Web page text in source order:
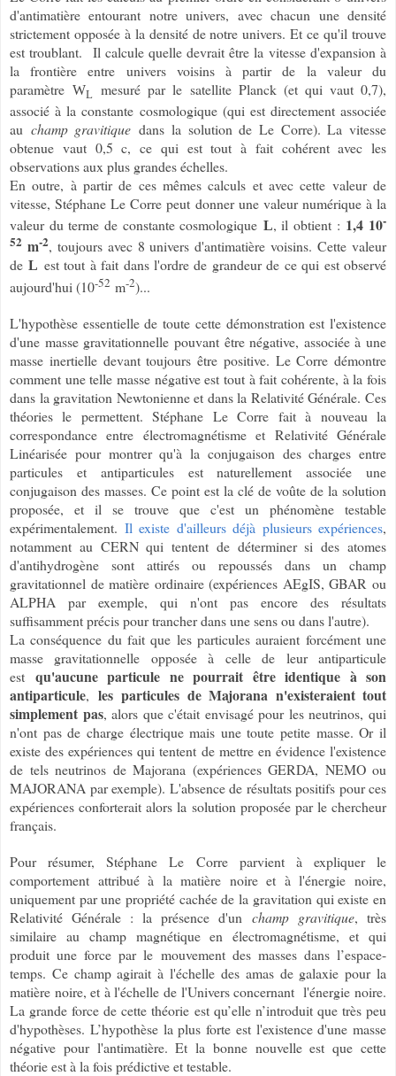
d'antimatière entourant notre univers, avec chacun une densité
strictement opposée à la densité de notre univers. Et ce qu'il trouve
est troublant. Il calcule quelle devrait être la vitesse d'expansion à
la frontière entre univers voisins à partir de la valeur du
paramètreWL mesuré par le satellite Planck (et qui vaut 0,7),
associé à la constante cosmologique (qui est directement associée
au champ gravitique dans la solution de Le Corre). La vitesse
obtenue vaut 0,5 c, ce qui est tout à fait cohérent avec les
observations aux plus grandes échelles.
En outre, à partir de ces mêmes calculs et avec cette valeur de
vitesse, Stéphane Le Corre peut donner une valeur numérique à la
valeur du terme de constante cosmologique L, il obtient : 1,4 10-
52 m-2, toujours avec 8 univers d'antimatière voisins. Cette valeur
deL est tout à fait dans l'ordre de grandeur de ce qui est observé
aujourd'hui (10-52 m-2)...
L'hypothèse essentielle de toute cette démonstration est l'existence
d'une masse gravitationnelle pouvant être négative, associée à une
masse inertielle devant toujours être positive. Le Corre démontre
comment une telle masse négative est tout à fait cohérente, à la fois
dans la gravitation Newtonienne et dans la Relativité Générale. Ces
théories le permettent. Stéphane Le Corre fait à nouveau la
correspondance entre électromagnétisme et Relativité Générale
Linéarisée pour montrer qu'à la conjugaison des charges entre
particules et antiparticules est naturellement associée une
conjugaison des masses. Ce point est la clé de voûte de la solution
proposée, et il se trouve que c'est un phénomène testable
expérimentalement. Il existe d'ailleurs déjà plusieurs expériences,
notamment au CERN qui tentent de déterminer si des atomes
d'antihydrogène sont attirés ou repoussés dans un champ
gravitationnel de matière ordinaire (expériences AEgIS, GBAR ou
ALPHA par exemple, qui n'ont pas encore des résultats
suffisamment précis pour trancher dans une sens ou dans l'autre).
La conséquence du fait que les particules auraient forcément une
masse gravitationnelle opposée à celle de leur antiparticule
est qu'aucune particule ne pourrait être identique à son
antiparticule, les particules de Majorana n'existeraient tout
simplement pas, alors que c'était envisagé pour les neutrinos, qui
n'ont pas de charge électrique mais une toute petite masse. Or il
existe des expériences qui tentent de mettre en évidence l'existence
de tels neutrinos de Majorana (expériences GERDA, NEMO ou
MAJORANA par exemple). L'absence de résultats positifs pour ces
expériences conforterait alors la solution proposée par le chercheur
français.
Pour résumer, Stéphane Le Corre parvient à expliquer le
comportement attribué à la matière noire et à l'énergie noire,
uniquement par une propriété cachée de la gravitation qui existe en
Relativité Générale : la présence d'un champ gravitique, très
similaire au champ magnétique en électromagnétisme, et qui
produit une force par le mouvement des masses dans l’espace-
temps. Ce champ agirait à l'échelle des amas de galaxie pour la
matière noire, et à l'échelle de l'Univers concernant l'énergie noire.
La grande force de cette théorie est qu’elle n’introduit que très peu
d'hypothèses. L’hypothèse la plus forte est l'existence d'une masse
négative pour l'antimatière. Et la bonne nouvelle est que cette
théorie est à la fois prédictive et testable.